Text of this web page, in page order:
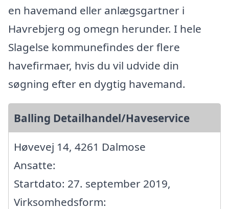
en havemand eller anlægsgartner i
Havrebjerg og omegn herunder. I hele
Slagelse kommunefindes der flere
havefirmaer, hvis du vil udvide din
søgning efter en dygtig havemand.
Balling Detailhandel/Haveservice
Høvevej 14, 4261 Dalmose
Ansatte:
Startdato: 27. september 2019,
Virksomhedsform: